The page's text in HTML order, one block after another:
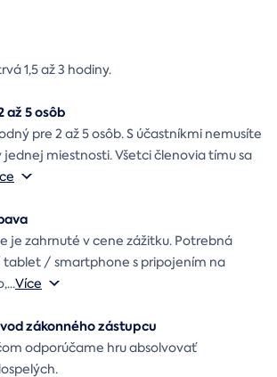
1,5 až 3 hodiny.
až 5 osôb
pre 2 až 5 osôb. S účastníkmi nemusíte
jednej miestnosti. Všetci členovia tímu sa
je zahrnuté v cene zážitku. Potrebná
tablet / smartphone s pripojením na
...Více
zákonného zástupcu
odporúčame hru absolvovať